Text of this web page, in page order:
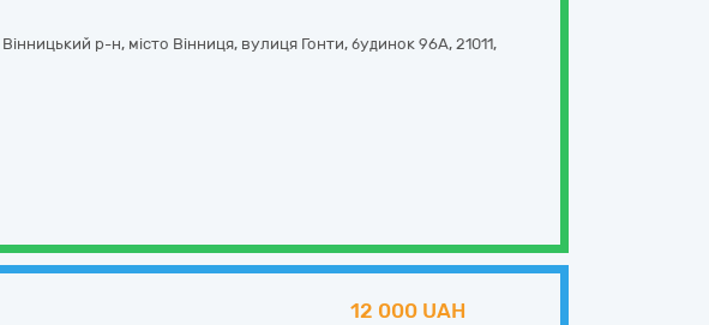
Вінницький р-н, місто Вінниця, вулиця Гонти, будинок 96А, 21011,
12 000 UAH